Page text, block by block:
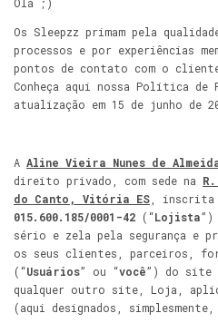
Os Sleepzz primam pela
processos e por experiências
pontos de contato com o
Conheça aqui nossa Política de
atualização em 15 de junho de
A Aline Vieira Nunes de
direito privado, com sede na
do Canto, Vitória ES , inscrita
015.600.185/0001-42 (“Lojista”)
sério e zela pela segurança e
os seus clientes, parceiros,
(“Usuários” ou “você”) do site
qualquer outro site, Loja,
(aqui designados, simplesmente,